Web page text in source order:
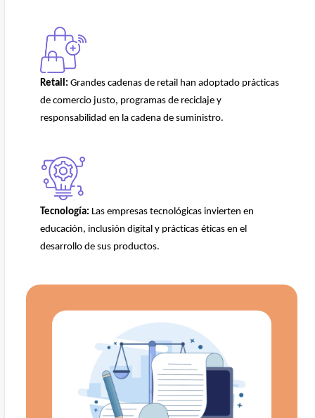
Retail : Grandes cadenas de retail han adoptado prácticas
de comercio justo, programas de reciclaje y
responsabilidad en la cadena de suministro.
Tecnología: Las empresas tecnológicas invierten en
educación, inclusión digital y prácticas éticas en el
desarrollo de sus productos.